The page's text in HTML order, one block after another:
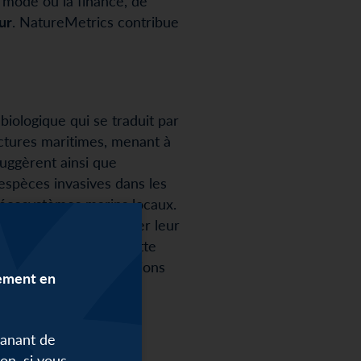
. NatureMetrics contribue
qui se traduit par
maritimes, menant à
ainsi que
invasives dans les
marins locaux.
sans endommager leur
. Grâce à cette
coque du porte-avions
réduire le
en
de